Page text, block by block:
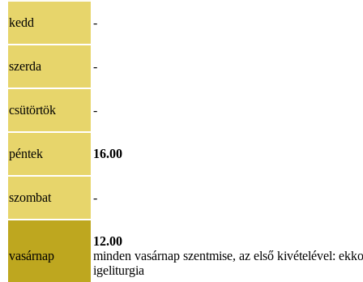
kedd -
szerda -
csütörtök -
péntek 16.00
szombat -
vasárnap
12.00
minden vasárnap szentmise, az első kivételével:
igeliturgia